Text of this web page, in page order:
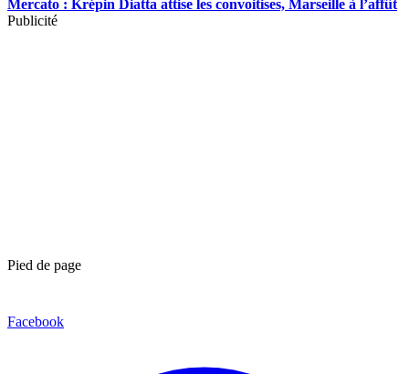
Mercato : Krépin Diatta attise les convoitises, Marseille à l’affût
Publicité
Pied de page
Facebook